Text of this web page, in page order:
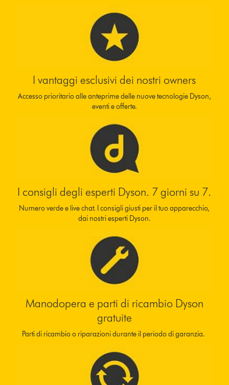
I vantaggi esclusivi dei nostri owners
Accesso prioritario alle anteprime delle nuove tecnologie Dyson,
eventi e offerte.
I consigli degli esperti Dyson. 7 giorni su 7.
Numero verde e live chat. I consigli giusti per il tuo apparecchio,
dai nostri esperti Dyson.
Manodopera e parti di ricambio Dyson
gratuite
Parti di ricambio o riparazioni durante il periodo di garanzia.